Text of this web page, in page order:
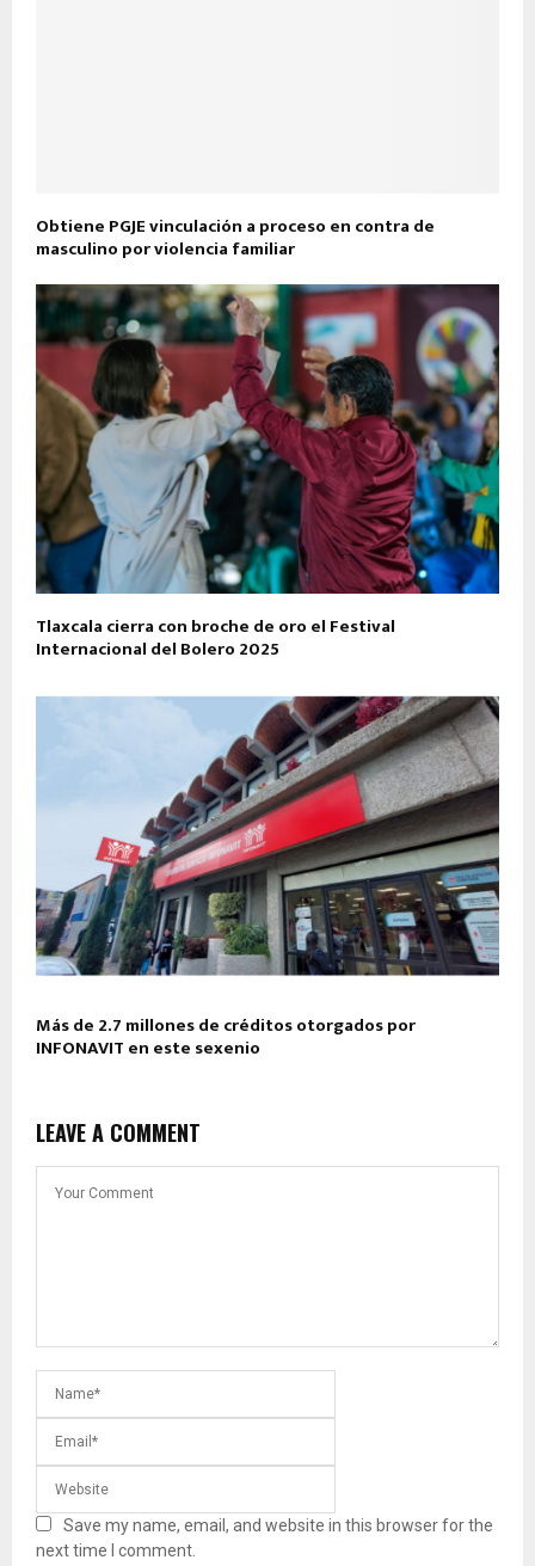
Obtiene PGJE vinculación a proceso en contra de
masculino por violencia familiar
Tlaxcala cierra con broche de oro el Festival
Internacional del Bolero 2025
Más de 2.7 millones de créditos otorgados por
INFONAVIT en este sexenio
LEAVE A COMMENT
Save my name, email, and website in this browser for the
next time I comment.